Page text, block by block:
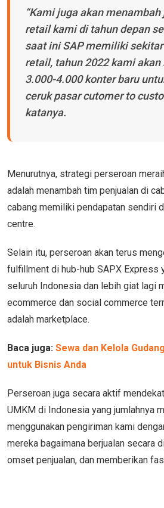
“Kami juga akan
retail kami di tahun depan
saat ini SAP memiliki
retail, tahun 2022 kami
3.000-4.000 konter baru
ceruk pasar cutomer to
katanya.
Menurutnya, strategi perseroan
adalah menambah tim penjualan di
cabang memiliki pendapatan sendiri
centre.
Selain itu, perseroan akan terus
fulfillment di hub-hub SAPX Express
seluruh Indonesia dan lebih giat lagi
ecommerce dan social commerce
adalah marketplace.
Baca juga: Sewa dan Kelola
untuk Bisnis Anda
Perseroan juga secara aktif
UMKM di Indonesia yang jumlahnya
menggunakan pengiriman kami
mereka bagaimana berjualan secara
omset penjualan, dan memberikan